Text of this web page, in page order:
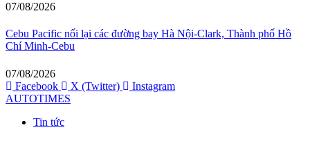
07/08/2026
Cebu Pacific nối lại các đường bay Hà Nội-Clark, Thành phố Hồ
Chí Minh-Cebu
07/08/2026
Facebook
X (Twitter)
Instagram
AUTOTIMES
Tin tức